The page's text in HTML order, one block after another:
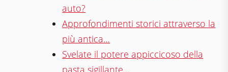
auto?
Approfondimenti storici attraverso la
più antica…
Svelate il potere appiccicoso della